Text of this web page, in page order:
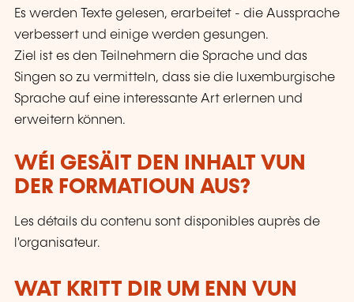
Es werden Texte gelesen, erarbeitet - die Aussprache
verbessert und einige werden gesungen.
Ziel ist es den Teilnehmern die Sprache und das
Singen so zu vermitteln, dass sie die luxemburgische
Sprache auf eine interessante Art erlernen und
erweitern können.
WÉI GESÄIT DEN INHALT VUN
DER FORMATIOUN AUS?
Les détails du contenu sont disponibles auprès de
l'organisateur.
WAT KRITT DIR UM ENN VUN